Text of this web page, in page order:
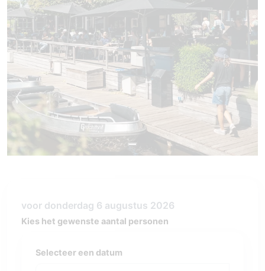
voor donderdag 6 augustus 2026
Kies het gewenste aantal personen
Selecteer een datum